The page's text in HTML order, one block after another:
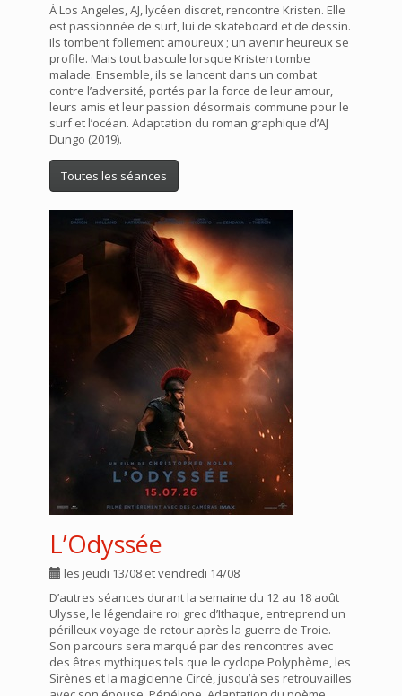
À Los Angeles, AJ, lycéen discret, rencontre Kristen. Elle
est passionnée de surf, lui de skateboard et de dessin.
Ils tombent follement amoureux ; un avenir heureux se
profile. Mais tout bascule lorsque Kristen tombe
malade. Ensemble, ils se lancent dans un combat
contre l’adversité, portés par la force de leur amour,
leurs amis et leur passion désormais commune pour le
surf et l’océan. Adaptation du roman graphique d’AJ
Dungo (2019).
Toutes les séances
L’Odyssée
les jeudi 13/08 et vendredi 14/08
D’autres séances durant la semaine du 12 au 18 août
Ulysse, le légendaire roi grec d’Ithaque, entreprend un
périlleux voyage de retour après la guerre de Troie.
Son parcours sera marqué par des rencontres avec
des êtres mythiques tels que le cyclope Polyphème, les
Sirènes et la magicienne Circé, jusqu’à ses retrouvailles